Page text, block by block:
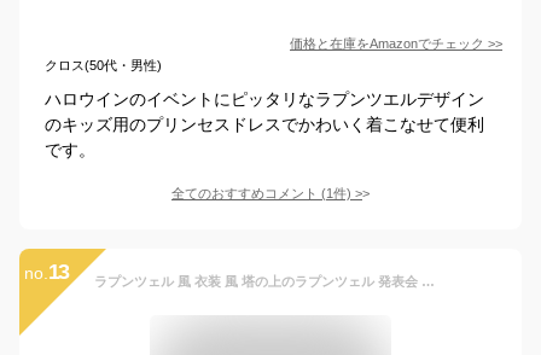
価格と在庫をAmazonでチェック >>
クロス(50代・男性)
ハロウインのイベントにピッタリなラプンツエルデザイン
のキッズ用のプリンセスドレスでかわいく着こなせて便利
です。
全てのおすすめコメント (1件) >
no. 13 ラプンツェル 風 衣装 風 塔の上のラプンツェル 発表会 演奏会 女の子 子供 キッズ 姫 2021 NEW コスプレ プリンセス ドレス コスチューム